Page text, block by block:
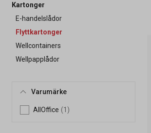
Kartonger
E-handelslådor
Flyttkartonger
Wellcontainers
Wellpapplådor
Varumärke
AllOffice (1)